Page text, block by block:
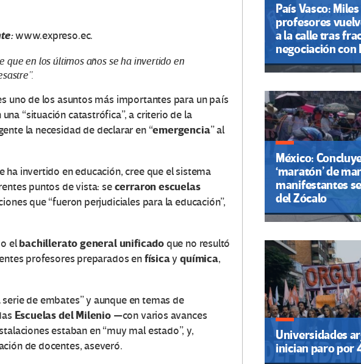
www.expreso.ec.
en los últimos años se ha invertido en
uno de los asuntos más importantes para un país
“situación catastrófica”, a criterio de la
la necesidad de declarar en “emergencia” al
ha invertido en educación, cree que el sistema
puntos de vista: secerraron escuelas
que “fueron perjudiciales para la educación”,
elbachillerato general unificadoque no resultó
profesores preparados enfísicayquímica,
serie de embates” y aunque en temas de
Escuelas del Milenio—con varios avances
estaban en “muy mal estado”, y,
de docentes, aseveró.
País Vasco:
profesores
a la calle tras
negociación con
México:
‘maratón’ de
manifestantes
del Zócalo
Universidades
inician paro por